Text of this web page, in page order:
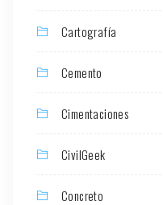
Cartografía
Cemento
Cimentaciones
CivilGeek
Concreto